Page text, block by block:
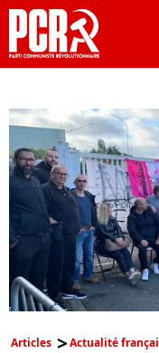
Articles Actualité